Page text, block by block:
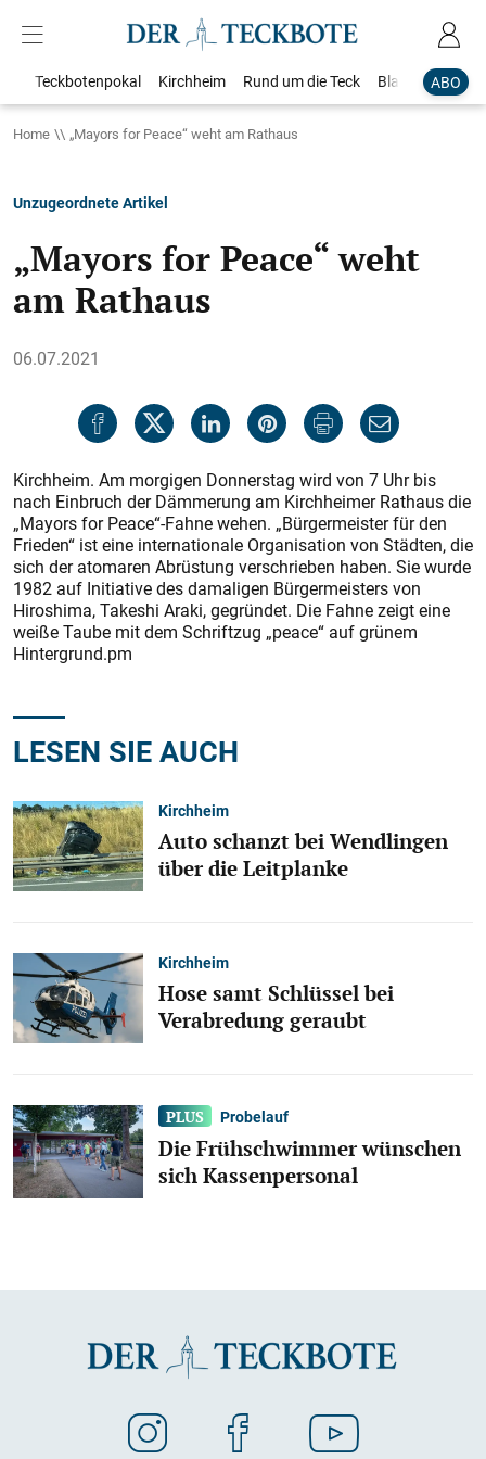
ABO
Teckbotenpokal Kirchheim Rund um die Teck Blaulicht
Home „Mayors for Peace“ weht am Rathaus
Unzugeordnete Artikel
„Mayors for Peace“ weht
am Rathaus
06.07.2021
Kirchheim. Am morgigen Donners­tag wird von 7 Uhr bis
nach Einbruch der Dämmerung am Kirchheimer Rathaus die
­„Mayors for Peace“-Fahne wehen. „Bürgermeis­ter für den
Frieden“ ist eine internationale Organisation von Städten, die
sich der atomaren Abrüstung verschrieben haben. Sie wurde
1982 auf Initiative des damaligen Bürgermeisters von
Hiroshima, Takeshi Araki, gegründet. Die Fahne zeigt eine
weiße ­Taube mit dem Schriftzug „peace“ auf grünem
Hintergrund.pm
LESEN SIE AUCH
Kirchheim
Auto schanzt bei Wendlingen
über die Leitplanke
Kirchheim
Hose samt Schlüssel bei
Verabredung geraubt
Probelauf
Die Frühschwimmer wünschen
sich Kassenpersonal